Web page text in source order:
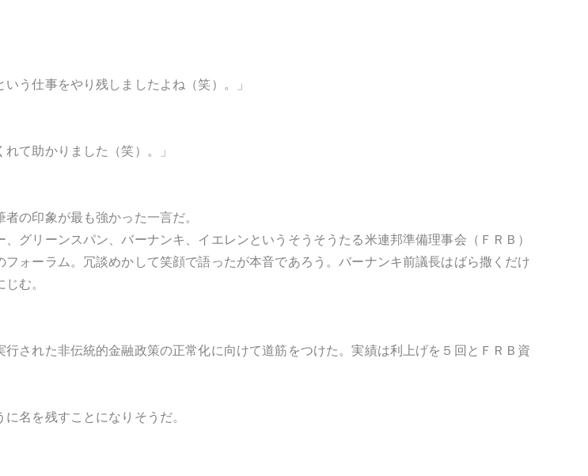
う仕事をやり残しましたよね（笑）。」
て助かりました（笑）。」
の印象が最も強かった一言だ。
グリーンスパン、バーナンキ、イエレンというそうそうたる米連邦準備理事会（ＦＲＢ）
ォーラム。冗談めかして笑顔で語ったが本音であろう。バーナンキ前議長はばら撒くだけ
む。
行された非伝統的金融政策の正常化に向けて道筋をつけた。実績は利上げを５回とＦＲＢ資
名を残すことになりそうだ。